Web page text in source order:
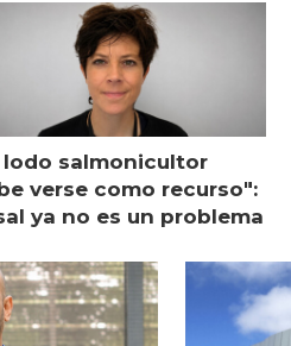
lodo salmonicultor
verse como recurso":
ya no es un problema